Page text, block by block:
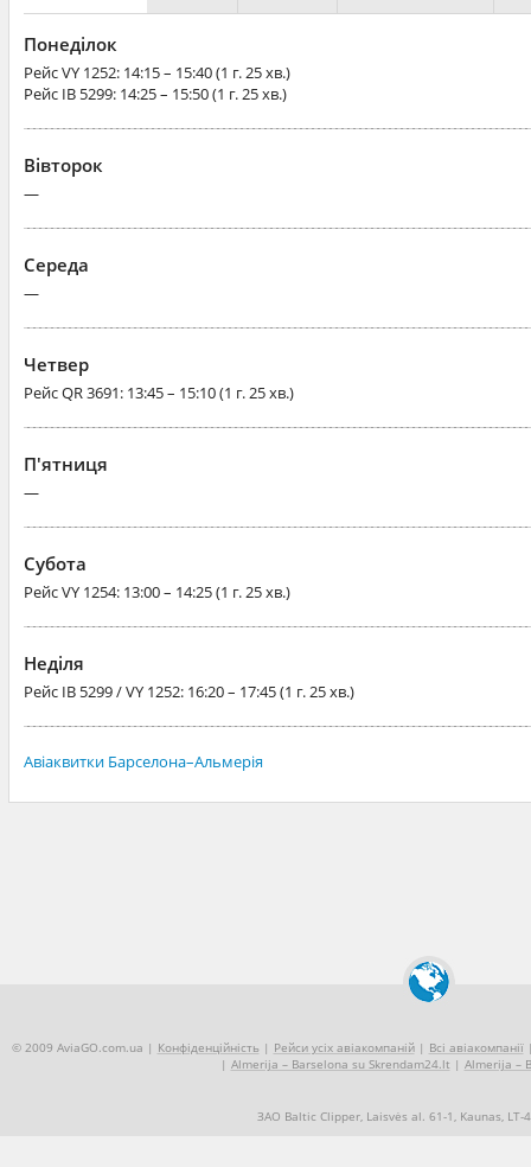
Понеділок
РейсVY 1252: 14:15 – 15:40 (1 г. 25 хв.)
Рейс IB 5299: 14:25 – 15:50 (1 г. 25 хв.)
Вівторок
—
Середа
—
Четвер
РейсQR 3691: 13:45 – 15:10 (1 г. 25 хв.)
П'ятниця
—
Субота
РейсVY 1254: 13:00 – 14:25 (1 г. 25 хв.)
Неділя
Рейс IB 5299 / VY 1252: 16:20 – 17:45 (1 г. 25 хв.)
Авіаквитки Барселона–Альмерія
© 2009 AviaGO.com.ua | Конфіденційність| Рейси усіх авіакомпаній| Всі авіакомпанії
| Almerija – Barselona su Skrendam24.lt | Almerija –
ЗАО Baltic Clipper, Laisvės al. 61-1, Kaunas, LT-